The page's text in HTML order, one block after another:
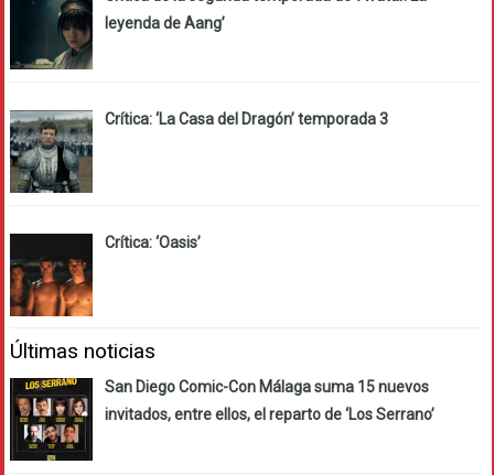
leyenda de Aang’
Crítica: ‘La Casa del Dragón’ temporada 3
Crítica: ‘Oasis’
Últimas noticias
San Diego Comic-Con Málaga suma 15 nuevos
invitados, entre ellos, el reparto de ‘Los Serrano’